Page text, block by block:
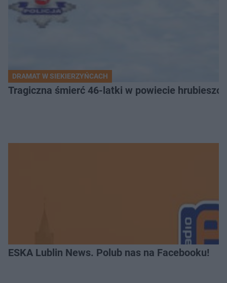
DRAMAT W SIEKIERZYŃCACH
Tragiczna śmierć 46-latki w powiecie
ESKA Lublin News. Polub nas na Facebooku!